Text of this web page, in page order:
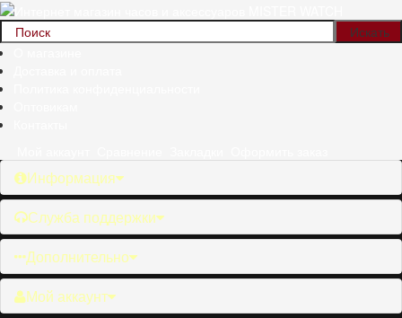
Информация
Служба поддержки
Дополнительно
Мой аккаунт